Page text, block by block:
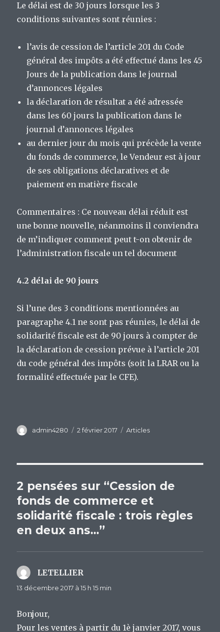
Le délai est de 30 jours lorsque les 3
conditions suivantes sont réunies :
l’avis de cession de l’article 201 du Code
général des impôts a été effectué dans les 45
Jours de la publication dans le journal
d’annonces légales
la déclaration de résultat a été adressée
dans les 60 jours la publication dans le
journal d’annonces légales
au dernier jour du mois qui précède la vente
du fonds de commerce, le Vendeur est à jour
de ses obligations déclaratives et de
paiement en matière fiscale
Commentaires : Ce nouveau délai réduit est
une bonne nouvelle, néanmoins il conviendra
de m’indiquer comment peut t-on obtenir de
l’administration fiscale un tel document
4.2 délai de 90 jours
Si l’une des 3 conditions mentionnées au
paragraphe 4.1 ne sont pas réunies, le délai de
solidarité fiscale est de 90 jours à compter de
la déclaration de cession prévue à l’article 201
du code général des impôts (soit la LRAR ou la
formalité effectuée par le CFE).
Auteur
admin4280
Publié
2 février 2017 Catégories
Articles
2 pensées sur “Cession de
fonds de commerce et
solidarité fiscale : trois règles
en deux ans…”
LETELLIER
13 décembre 2017 à 15 h 15 min
Bonjour,
Pour les ventes à partir du 1è janvier 2017, vous